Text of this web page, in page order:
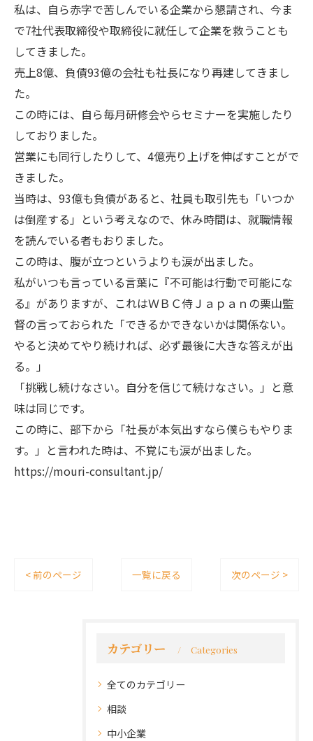
私は、自ら赤字で苦しんでいる企業から懇請され、今ま
で7社代表取締役や取締役に就任して企業を救うことも
してきました。
売上8億、負債93億の会社も社長になり再建してきまし
た。
この時には、自ら毎月研修会やらセミナーを実施したり
しておりました。
営業にも同行したりして、4億売り上げを伸ばすことがで
きました。
当時は、93億も負債があると、社員も取引先も「いつか
は倒産する」という考えなので、休み時間は、就職情報
を読んでいる者もおりました。
この時は、腹が立つというよりも涙が出ました。
私がいつも言っている言葉に『不可能は行動で可能にな
る』がありますが、これはＷＢＣ侍Ｊａｐａｎの栗山監
督の言っておられた「できるかできないかは関係ない。
やると決めてやり続ければ、必ず最後に大きな答えが出
る。」
「挑戦し続けなさい。自分を信じて続けなさい。」と意
味は同じです。
この時に、部下から「社長が本気出すなら僕らもやりま
す。」と言われた時は、不覚にも涙が出ました。
https://mouri-consultant.jp/
< 前のページ 一覧に戻る 次のページ >
カテゴリー Categories
全てのカテゴリー
相談
中小企業